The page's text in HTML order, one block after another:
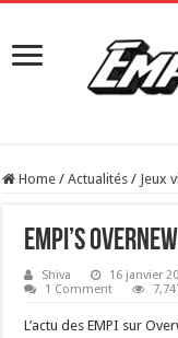
Home / Actualités / Jeux
EMPI’s
Shiva 16 janvier
1 Comment
L’actu des EMPI sur